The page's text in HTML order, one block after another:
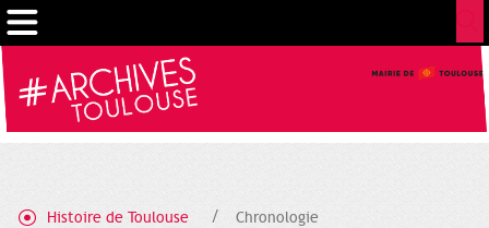
Histoire de Toulouse Chronologie
Cookies management panel